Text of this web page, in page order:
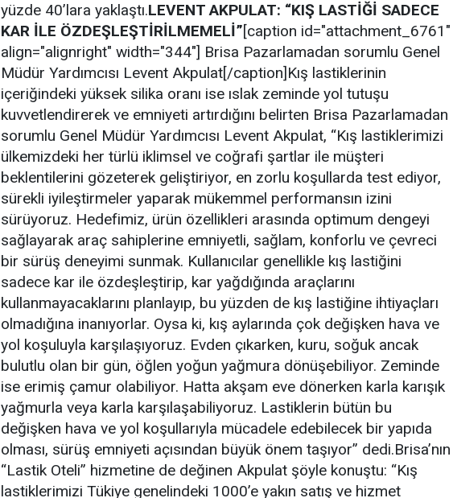
yüzde 40’lara yaklaştı.LEVENT AKPULAT: “KIŞ LASTİĞİ SADECE
KAR İLE ÖZDEŞLEŞTİRİLMEMELİ”[caption id="attachment_6761"
align="alignright" width="344"] Brisa Pazarlamadan sorumlu Genel
Müdür Yardımcısı Levent Akpulat[/caption]Kış lastiklerinin
içeriğindeki yüksek silika oranı ise ıslak zeminde yol tutuşu
kuvvetlendirerek ve emniyeti artırdığını belirten Brisa Pazarlamadan
sorumlu Genel Müdür Yardımcısı Levent Akpulat, “Kış lastiklerimizi
ülkemizdeki her türlü iklimsel ve coğrafi şartlar ile müşteri
beklentilerini gözeterek geliştiriyor, en zorlu koşullarda test ediyor,
sürekli iyileştirmeler yaparak mükemmel performansın izini
sürüyoruz. Hedefimiz, ürün özellikleri arasında optimum dengeyi
sağlayarak araç sahiplerine emniyetli, sağlam, konforlu ve çevreci
bir sürüş deneyimi sunmak. Kullanıcılar genellikle kış lastiğini
sadece kar ile özdeşleştirip, kar yağdığında araçlarını
kullanmayacaklarını planlayıp, bu yüzden de kış lastiğine ihtiyaçları
olmadığına inanıyorlar. Oysa ki, kış aylarında çok değişken hava ve
yol koşuluyla karşılaşıyoruz. Evden çıkarken, kuru, soğuk ancak
bulutlu olan bir gün, öğlen yoğun yağmura dönüşebiliyor. Zeminde
ise erimiş çamur olabiliyor. Hatta akşam eve dönerken karla karışık
yağmurla veya karla karşılaşabiliyoruz. Lastiklerin bütün bu
değişken hava ve yol koşullarıyla mücadele edebilecek bir yapıda
olması, sürüş emniyeti açısından büyük önem taşıyor” dedi.Brisa’nın
“Lastik Oteli” hizmetine de değinen Akpulat şöyle konuştu: “Kış
lastiklerimizi Tükiye genelindeki 1000’e yakın satış ve hizmet